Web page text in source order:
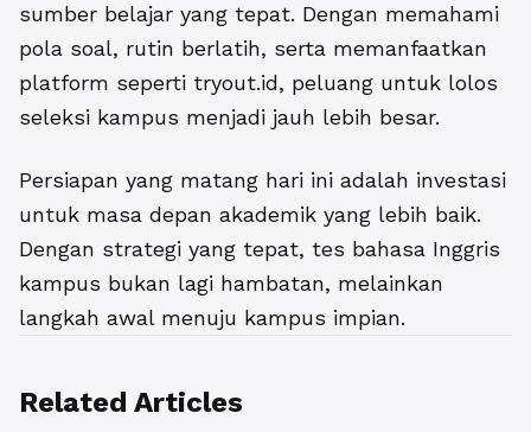
sumber belajar yang tepat. Dengan memahami
pola soal, rutin berlatih, serta memanfaatkan
platform seperti tryout.id, peluang untuk lolos
seleksi kampus menjadi jauh lebih besar.
Persiapan yang matang hari ini adalah investasi
untuk masa depan akademik yang lebih baik.
Dengan strategi yang tepat, tes bahasa Inggris
kampus bukan lagi hambatan, melainkan
langkah awal menuju kampus impian.
Related Articles